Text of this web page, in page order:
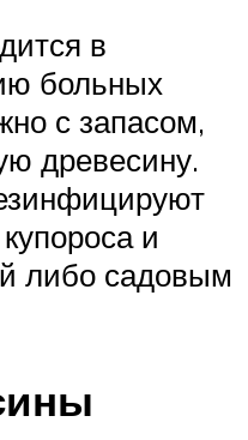
в
больных
с запасом,
древесину.
и
либо садовым